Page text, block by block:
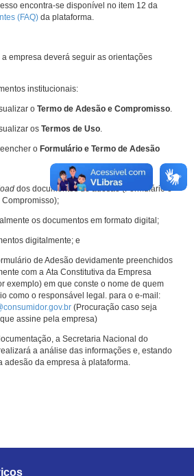
encontra-se disponível no item 12 da
(FAQ) da plataforma.
empresa deverá seguir as orientações
institucionais:
o Termo de Adesão e Compromisso.
os Termos de Uso.
o Formulário e Termo de Adesão
dos documentos de adesão (Formulário e
Compromisso);
os documentos em formato digital;
digitalmente; e
de Adesão devidamente preenchidos
com a Ata Constitutiva da Empresa
exemplo) em que conste o nome de quem
como o responsável legal. para o e-mail:
(Procuração caso seja
assine pela empresa)
a Secretaria Nacional do
a análise das informações e, estando
adesão da empresa à plataforma.